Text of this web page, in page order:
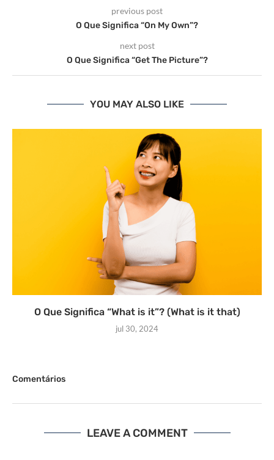
previous post
O Que Significa “On My Own”?
next post
O Que Significa “Get The Picture”?
YOU MAY ALSO LIKE
O Que Significa “What is it”? (What is it that)
jul 30, 2024
Comentários
LEAVE A COMMENT